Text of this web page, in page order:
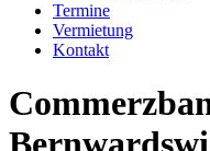
Termine
Vermietung
Kontakt